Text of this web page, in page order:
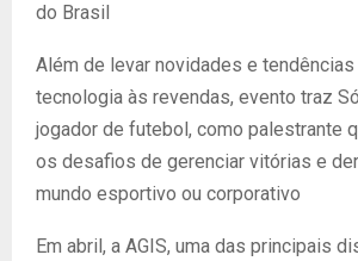
do Brasil
Além de levar novidades e
tecnologia às revendas, evento traz
jogador de futebol, como palestrante
os desafios de gerenciar vitórias e
mundo esportivo ou corporativo
Em abril, a AGIS, uma das principais